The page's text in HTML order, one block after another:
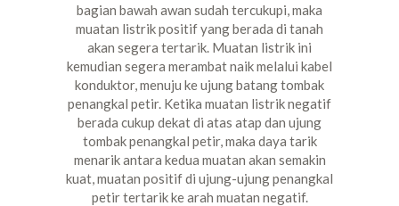
bagian bawah awan sudah tercukupi, maka
muatan listrik positif yang berada di tanah
akan segera tertarik. Muatan listrik ini
kemudian segera merambat naik melalui kabel
konduktor, menuju ke ujung batang tombak
penangkal petir. Ketika muatan listrik negatif
berada cukup dekat di atas atap dan ujung
tombak penangkal petir, maka daya tarik
menarik antara kedua muatan akan semakin
kuat, muatan positif di ujung-ujung penangkal
petir tertarik ke arah muatan negatif.